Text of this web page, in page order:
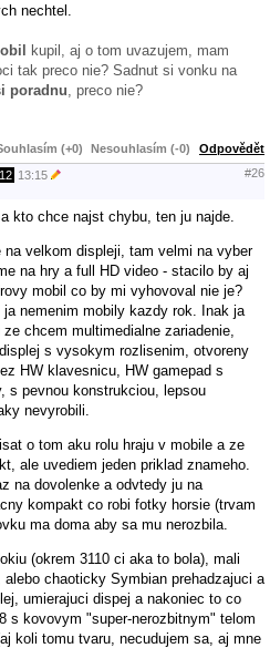
nechtel.
kupil, aj o tom uvazujem, mam
tak preco nie? Sadnut si vonku na
poradnu , preco nie?
(+0) Nesouhlasím (-0) Odpovědět
13:15 #26
kto chce najst chybu, ten ju najde.
na velkom displeji, tam velmi na vyber
na hry a full HD video - stacilo by aj
mobil co by mi vyhovoval nie je?
ja nemenim mobily kazdy rok. Inak ja
chcem multimedialne zariadenie,
s vysokym rozlisenim, otvoreny
HW klavesnicu, HW gamepad s
s pevnou konstrukciou, lepsou
nevyrobili.
o tom aku rolu hraju v mobile a ze
ale uvediem jeden priklad znameho.
na dovolenke a odvtedy ju na
kompakt co robi fotky horsie (trvam
ma doma aby sa mu nerozbila.
(okrem 3110 ci aka to bola), mali
chaoticky Symbian prehadzajuci a
umierajuci dispej a nakoniec to co
s kovovym "super-nerozbitnym" telom
koli tomu tvaru, necudujem sa, aj mne